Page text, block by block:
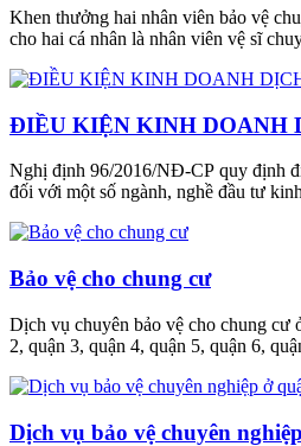
Khen thưởng hai nhân viên bảo vệ
cho hai cá nhân là nhân viên vệ sĩ
ĐIỀU KIỆN KINH DOANH
Nghị định 96/2016/NĐ-CP quy định
đối với một số ngành, nghề đầu tư
Bảo vệ cho chung cư
Dịch vụ chuyên bảo vệ cho chung cư
2, quận 3, quận 4, quận 5, quận 6,
Dịch vụ bảo vệ chuyên